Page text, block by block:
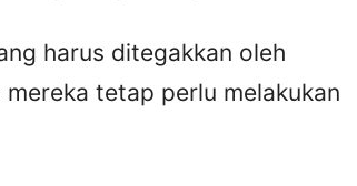
harus ditegakkan oleh
tetap perlu melakukan